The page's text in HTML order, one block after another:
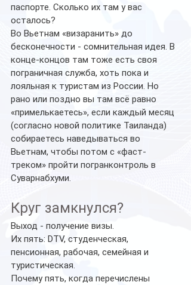
паспорте. Сколько их там у вас
осталось?
Во Вьетнам «визаранить» до
бесконечности - сомнительная идея. В
конце-концов там тоже есть своя
пограничная служба, хоть пока и
лояльная к туристам из России. Но
рано или поздно вы там всё равно
«примелькаетесь», если каждый месяц
(согласно новой политике Таиланда)
собираетесь наведываться во
Вьетнам, чтобы потом с «фаст-
треком» пройти погранконтроль в
Суварнабхуми.
Круг замкнулся?
Выход - получение визы.
Их пять: DTV, студенческая,
пенсионная, рабочая, семейная и
туристическая.
Почему пять, когда перечислены